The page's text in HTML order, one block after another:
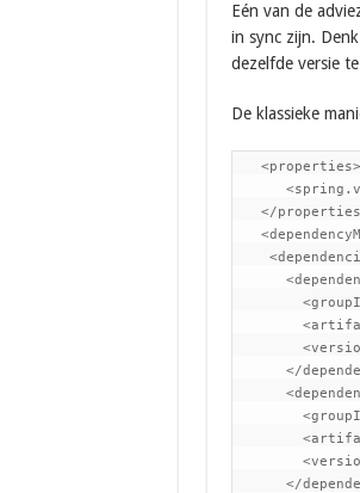
Eén van de
in sync zijn.
dezelfde versie
De klassieke
<properties>
</
</
</